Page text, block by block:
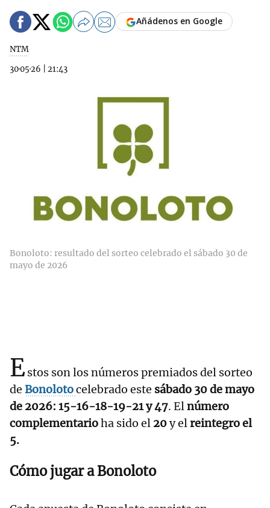
NTM
30·05·26
21:43
Añádenos en Google
Bonoloto: resultado del sorteo celebrado el sábado 30 de
mayo de 2026
Estos son los números premiados del sorteo
de Bonolotocelebrado este sábado 30 de mayo
de 2026: 15-16-18-19-21 y 47. Elnúmero
complementarioha sido el 20y elreintegro el
5.
Cómo jugar a Bonoloto